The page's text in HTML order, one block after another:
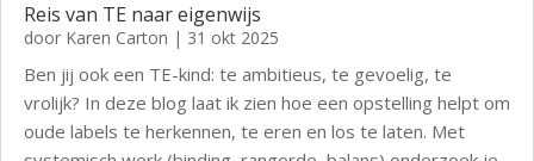
Reis van TE naar eigenwijs
door Karen Carton | 31 okt 2025
Ben jij ook een TE-kind: te ambitieus, te gevoelig, te
vrolijk? In deze blog laat ik zien hoe een opstelling helpt om
oude labels te herkennen, te eren en los te laten. Met